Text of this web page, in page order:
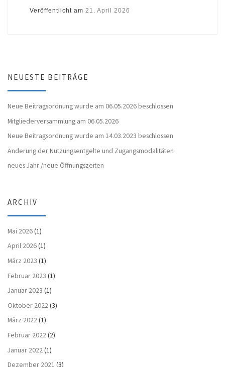
Veröffentlicht am21. April 2026
NEUESTE BEITRÄGE
Neue Beitragsordnung wurde am 06.05.2026 beschlossen
Mitgliederversammlung am 06.05.2026
Neue Beitragsordnung wurde am 14.03.2023 beschlossen
Änderung der Nutzungsentgelte und Zugangsmodalitäten
neues Jahr /neue Öffnungszeiten
ARCHIV
Mai 2026(1)
April 2026(1)
März 2023 (1)
Februar 2023 (1)
Januar 2023 (1)
Oktober 2022(3)
März 2022(1)
Februar 2022(2)
Januar 2022 (1)
Dezember 2021 (3)